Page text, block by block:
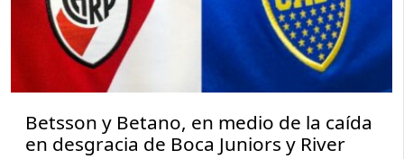
Betsson y Betano, en medio de la caída
en desgracia de Boca Juniors y River